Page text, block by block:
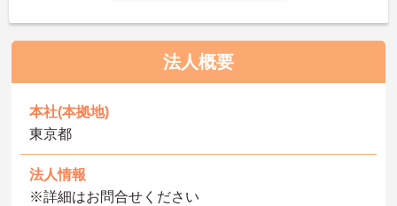
法人概要
本社(本拠地)
東京都
法人情報
※詳細はお問合せください